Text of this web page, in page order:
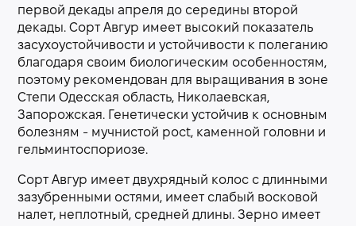
первой декады апреля до середины второй
декады. Сорт Авгур имеет высокий показатель
засухоустойчивости и устойчивости к полеганию
благодаря своим биологическим особенностям,
поэтому рекомендован для выращивания в зоне
Степи Одесская область, Николаевская,
Запорожская. Генетически устойчив к основным
болезням - мучнистой росt, каменной головни и
гельминтоспориозе.
Сорт Авгур имеет двухрядный колос с длинными
зазубренными остями, имеет слабый восковой
налет, неплотный, средней длины. Зерно имеет